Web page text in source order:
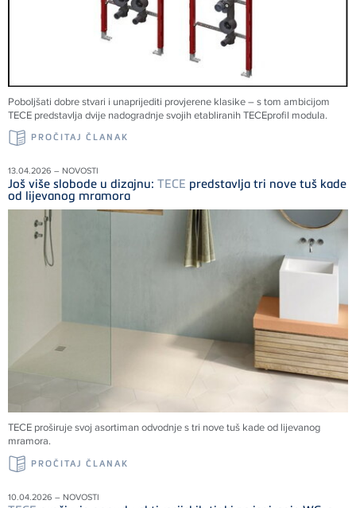
Poboljšati dobre stvari i unaprijediti provjerene klasike – s tom ambicijom
TECE predstavlja dvije nadogradnje svojih etabliranihTECEprofil modula.
PROČITAJ ČLANAK
13.04.2026 – NOVOSTI
Još više slobode u dizajnu: TECE predstavlja tri nove tuš kade
od lijevanog mramora
TECE proširuje svoj asortiman odvodnje s tri nove tuš kade od lijevanog
mramora.
PROČITAJ ČLANAK
10.04.2026 – NOVOSTI